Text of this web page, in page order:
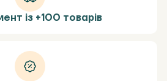
із +100 товарів